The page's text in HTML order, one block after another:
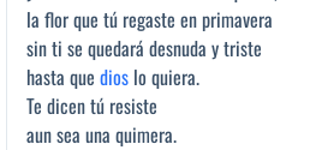
la flor que tú regaste en primavera
sin ti se quedará desnuda y triste
hasta que dios lo quiera.
Te dicen tú resiste
aun sea una quimera.